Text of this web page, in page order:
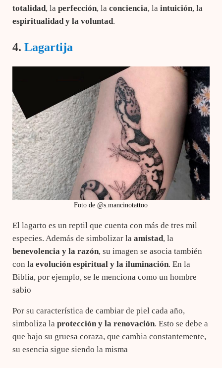
totalidad, la perfección, la conciencia, la intuición, la
espiritualidad y la voluntad.
4. Lagartija
Foto de @s.mancinotattoo
El lagarto es un reptil que cuenta con más de tres mil
especies. Además de simbolizar la amistad, la
benevolencia y la razón, su imagen se asocia también
con la evolución espiritual y la iluminación. En la
Biblia, por ejemplo, se le menciona como un hombre
sabio
Por su característica de cambiar de piel cada año,
simboliza la protección y la renovación. Esto se debe a
que bajo su gruesa coraza, que cambia constantemente,
su esencia sigue siendo la misma